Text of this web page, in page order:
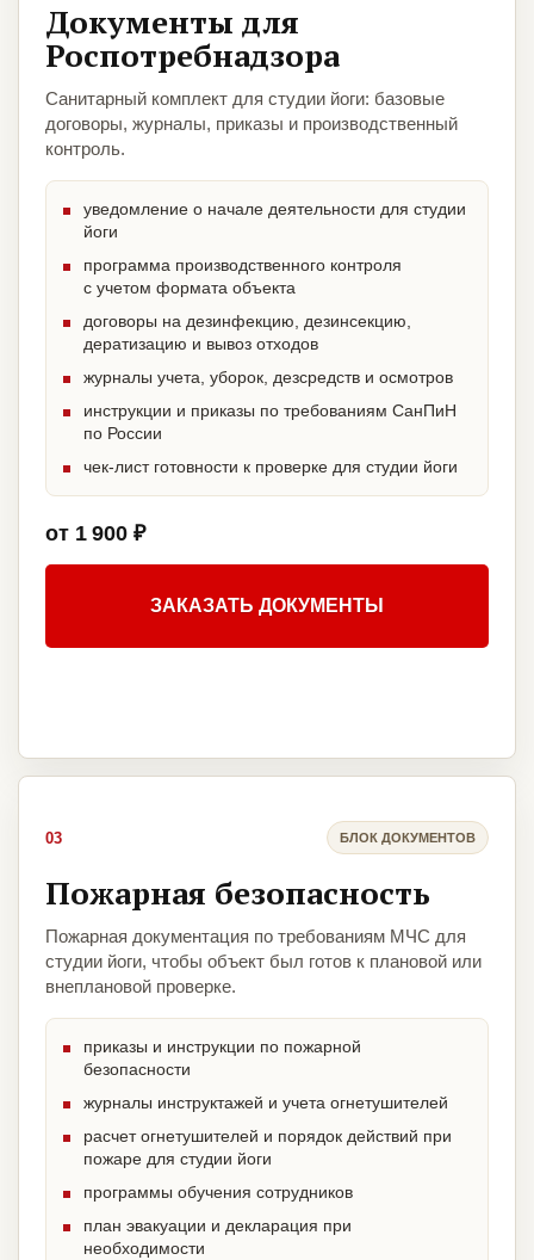
Документы для
Роспотребнадзора
Санитарный комплект для студии йоги: базовые
договоры, журналы, приказы и производственный
контроль.
уведомление о начале деятельности для студии
йоги
программа производственного контроля
с учетом формата объекта
договоры на дезинфекцию, дезинсекцию,
дератизацию и вывоз отходов
журналы учета, уборок, дезсредств и осмотров
инструкции и приказы по требованиям СанПиН
по России
чек-лист готовности к проверке для студии йоги
от 1 900 ₽
ЗАКАЗАТЬ ДОКУМЕНТЫ
03 БЛОК ДОКУМЕНТОВ
Пожарная безопасность
Пожарная документация по требованиям МЧС для
студии йоги, чтобы объект был готов к плановой или
внеплановой проверке.
приказы и инструкции по пожарной
безопасности
журналы инструктажей и учета огнетушителей
расчет огнетушителей и порядок действий при
пожаре для студии йоги
программы обучения сотрудников
план эвакуации и декларация при
необходимости